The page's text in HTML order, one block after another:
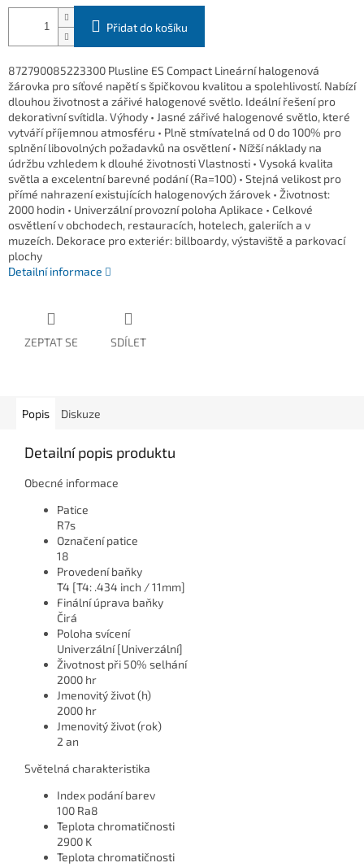
Přidat do košíku
872790085223300 Plusline ES Compact Lineární halogenová
žárovka pro síťové napětí s špičkovou kvalitou a spolehlivostí. Nabízí
dlouhou životnost a zářivé halogenové světlo. Ideální řešení pro
dekorativní svítidla. Výhody • Jasné zářivé halogenové světlo, které
vytváří příjemnou atmosféru • Plně stmívatelná od 0 do 100% pro
splnění libovolných požadavků na osvětlení • Nížší náklady na
údržbu vzhledem k dlouhé životnosti Vlastnosti • Vysoká kvalita
světla a excelentní barevné podání (Ra=100) • Stejná velikost pro
přímé nahrazení existujících halogenových žárovek • Životnost:
2000 hodin • Univerzální provozní poloha Aplikace • Celkové
osvětlení v obchodech, restauracích, hotelech, galeriích a v
muzeích. Dekorace pro exteriér: billboardy, výstaviště a parkovací
plochy
Detailní informace
ZEPTAT SE SDÍLET
Popis Diskuze
Detailní popis produktu
Obecné informace
Patice
R7s
Označení patice
18
Provedení baňky
T4 [T4: .434 inch / 11mm]
Finální úprava baňky
Čirá
Poloha svícení
Univerzální [Univerzální]
Životnost při 50% selhání
2000 hr
Jmenovitý život (h)
2000 hr
Jmenovitý život (rok)
2 an
Světelná charakteristika
Index podání barev
100 Ra8
Teplota chromatičnosti
2900 K
Teplota chromatičnosti